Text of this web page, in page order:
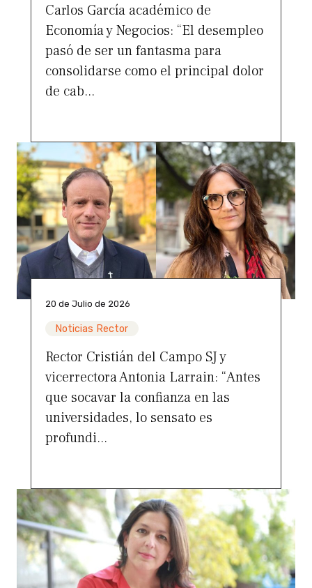
Carlos García académico de
Economía y Negocios: “El desempleo
pasó de ser un fantasma para
consolidarse como el principal dolor
de cab...
20 de Julio de 2026
Noticias Rector
Rector Cristián del Campo SJ y
vicerrectora Antonia Larrain: “Antes
que socavar la confianza en las
universidades, lo sensato es
profundi...